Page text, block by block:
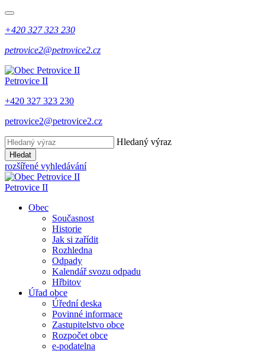
+420 327 323 230
petrovice2@petrovice2.cz
Petrovice II
+420 327 323 230
petrovice2@petrovice2.cz
Hledaný výraz
Hledat
rozšířené vyhledávání
Petrovice II
Obec
Současnost
Historie
Jak si zařídit
Rozhledna
Odpady
Kalendář svozu odpadu
Hřbitov
Úřad obce
Úřední deska
Povinné informace
Zastupitelstvo obce
Rozpočet obce
e-podatelna